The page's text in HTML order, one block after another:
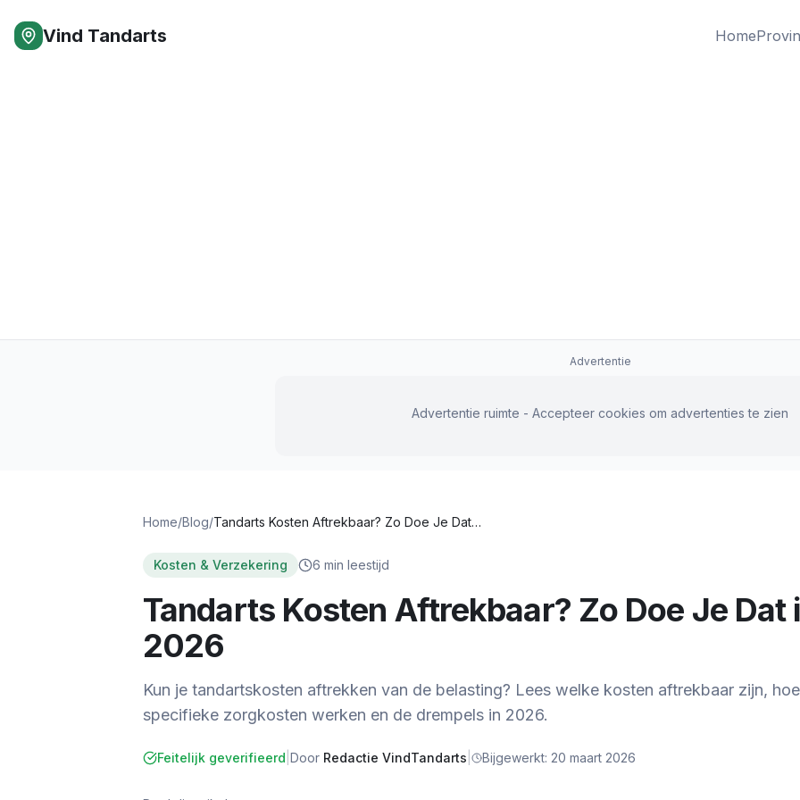
Vind Tandarts Home
Advertentie
Advertentie ruimte - Accepteer cookies om advertenties te zien
Home/Blog/ Tandarts Kosten Aftrekbaar? Zo Doe Je Dat in 2026
Kosten & Verzekering 6 min leestijd
Tandarts Kosten Aftrekbaar? Zo Doe Je Dat
2026
Kun je tandartskosten aftrekken van de belasting? Lees welke kosten aftrekbaar zijn, hoe
specifieke zorgkosten werken en de drempels in 2026.
Feitelijk geverifieerd Door Redactie VindTandarts Bijgewerkt: 20 maart 2026